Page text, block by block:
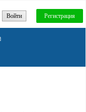
Войти Регистрация